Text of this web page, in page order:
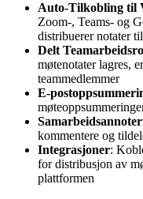
Auto-Tilkobling til
Zoom-, Teams- og
distribuerer notater
Delt
møtenotater lagres,
teammedlemmer
E-
kommentere og
Integrasjoner:
for distribusjon av
plattformen